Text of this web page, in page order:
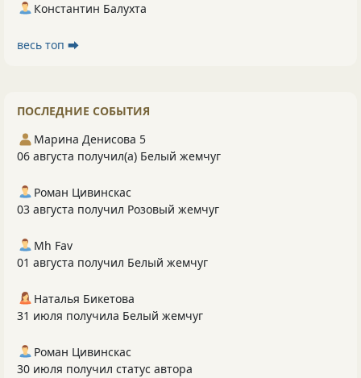
Константин Балухта
весь топ ⮕
ПОСЛЕДНИЕ СОБЫТИЯ
Марина Денисова 5
06 августа получил(а) Белый жемчуг
Роман Цивинскас
03 августа получил Розовый жемчуг
Mh Fav
01 августа получил Белый жемчуг
Наталья Бикетова
31 июля получила Белый жемчуг
Роман Цивинскас
30 июля получил статус автора